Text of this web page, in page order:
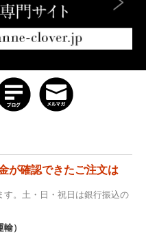
が確認できたご注文は
。土・日・祝日は銀行振込の
）